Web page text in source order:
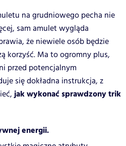
na grudniowego pecha nie
sam amulet wygląda
że niewiele osób będzie
korzyść. Ma to ogromny plus,
przed potencjalnym
się dokładna instrukcja, z
jak wykonać sprawdzony trik
energii.